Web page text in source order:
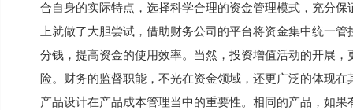
合自身的实际特点，选择科学合理的资金管理模式，充分
上就做了大胆尝试，借助财务公司的平台将资金集中统一
分钱，提高资金的使用效率。当然，投资增值活动的开展
险。财务的监督职能，不光在资金领域，还更广泛的体现
产品设计在产品成本管理当中的重要性。相同的产品，如